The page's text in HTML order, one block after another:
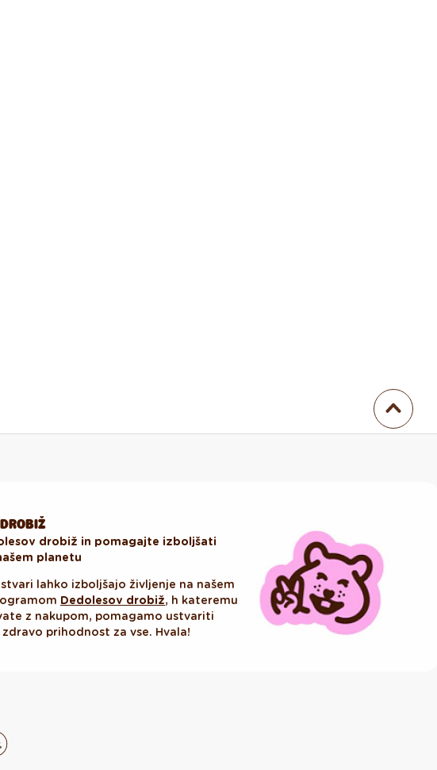
drobiž in pomagajte izboljšati
planetu
lahko izboljšajo življenje na našem
Dedolesov drobiž, h kateremu
z nakupom, pomagamo ustvariti
prihodnost za vse. Hvala!